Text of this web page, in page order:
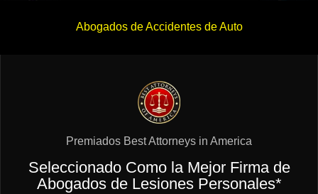
Abogados de Accidentes de Auto
Premiados Best Attorneys in America
Seleccionado Como la Mejor Firma de
Abogados de Lesiones Personales*